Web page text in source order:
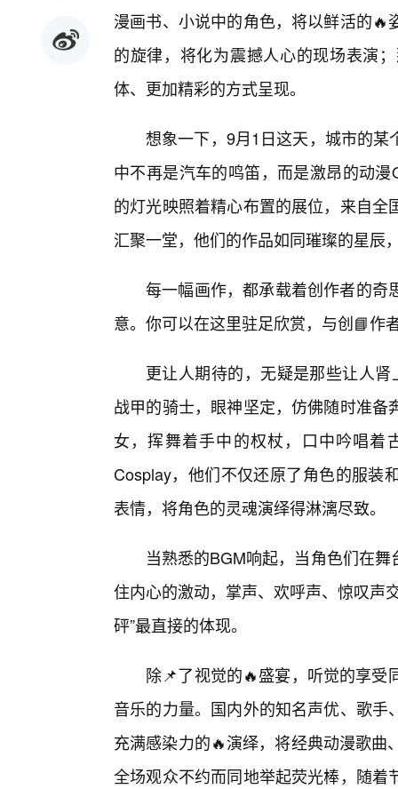
漫画书、小说中的角色，将以鲜活的
的旋律，将化为震撼人心的现场表演
体、更加精彩的方式呈现。
想象一下，9月1日这天，城市的
中不再是汽车的鸣笛，而是激昂的动
的灯光映照着精心布置的展位，来自
汇聚一堂，他们的作品如同璀璨的星辰
每一幅画作，都承载着创作者的奇
意。你可以在这里驻足欣赏，与创📘作
更让人期待的，无疑是那些让人
战甲的骑士，眼神坚定，仿佛随时准
女，挥舞着手中的权杖，口中吟唱着
Cosplay，他们不仅还原了角色的服装
表情，将角色的灵魂演绎得淋漓尽致。
当熟悉的BGM响起，当角色们在
住内心的激动，掌声、欢呼声、惊叹声
砰”最直接的体现。
除📌了视觉的🔥盛宴，听觉的享受
音乐的力量。国内外的知名声优、歌
充满感染力的🔥演绎，将经典动漫歌
全场观众不约而同地举起荧光棒，随